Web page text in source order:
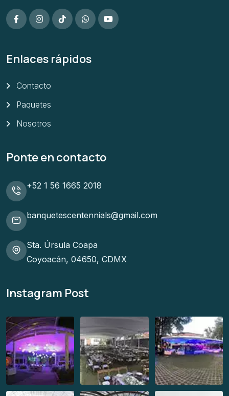
Enlaces rápidos
Contacto
Paquetes
Nosotros
Ponte en contacto
+52 1 56 1665 2018
banquetescentennials@gmail.com
Sta. Úrsula Coapa
Coyoacán, 04650, CDMX
Instagram Post